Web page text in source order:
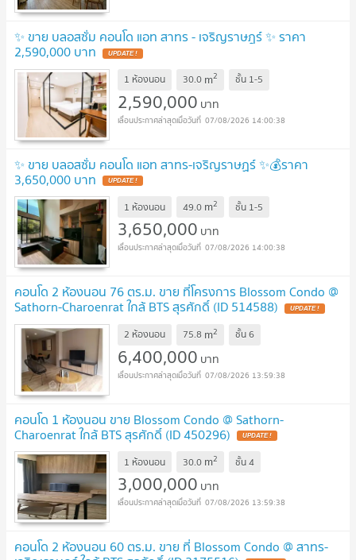
✨ ขาย บลอสซั่ม คอนโด แอท สาทร - เจริญราษฎร์ ✨ ราคา
2,590,000 บาท UPDATE !
1 ห้องนอน 30.0 m2 ชั้น 1-5
2,590,000 บาท
07/08/2026 14:00:38
✨ ขาย บลอสซั่ม คอนโด แอท สาทร-เจริญราษฏร์ ✨💰ราคา
3,650,000 บาท UPDATE !
1 ห้องนอน 49.0 m2 ชั้น 1-5
3,650,000 บาท
07/08/2026 14:00:38
คอนโด 2 ห้องนอน 76 ตร.ม. ขาย ที่โครงการ Blossom Condo @
Sathorn-Charoenrat ใกล้ BTS สุรศักดิ์ (ID 514588) UPDATE !
2 ห้องนอน 75.8 m2 ชั้น6
6,400,000 บาท
07/08/2026 13:59:38
คอนโด 1 ห้องนอน ขาย Blossom Condo @ Sathorn-
Charoenrat ใกล้ BTS สุรศักดิ์ (ID 450296) UPDATE !
1 ห้องนอน 30.0 m2 ชั้น4
3,000,000 บาท
07/08/2026 13:59:38
คอนโด 2 ห้องนอน 60 ตร.ม. ขาย ที่ Blossom Condo @ สาทร-